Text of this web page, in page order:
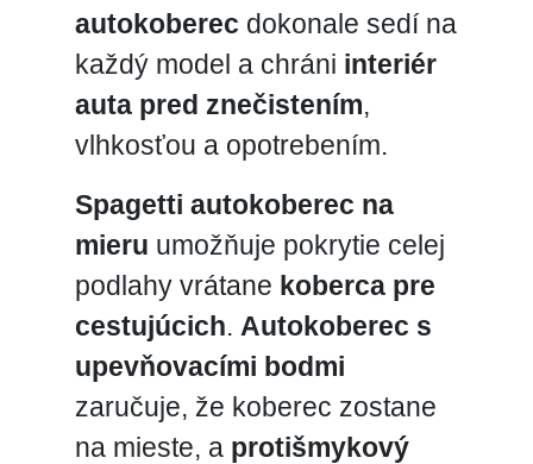
autokoberec dokonale sedí na
každý model a chráni interiér
auta pred znečistením,
vlhkosťou a opotrebením.
Spagetti autokoberec na
mieru umožňuje pokrytie celej
podlahy vrátane koberca pre
cestujúcich. Autokoberec s
upevňovacími bodmi
zaručuje, že koberec zostane
na mieste, a protišmykový